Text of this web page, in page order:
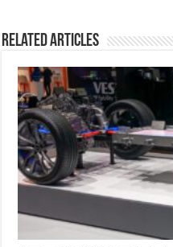
Related Articles